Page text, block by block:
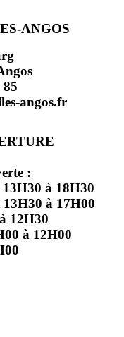
ANGOS
85
angos.fr
:
à 18H30
à 17H00
12H30
à 12H00